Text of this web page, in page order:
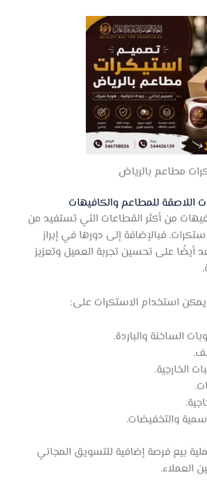
مطاعم بالرياض
اللاصقة للمطاعم والكافيهات
من أكثر القطاعات التي تستفيد من
فبالإضافة إلى دورها في إبراز
أيضًا على تحسين تجربة العميل وتعزيز
استخدام الاستكرات على:
الساخنة والباردة.
الخارجية.
والتخفيضات.
بيع فرصة إضافية للتسويق المجاني
العملاء.